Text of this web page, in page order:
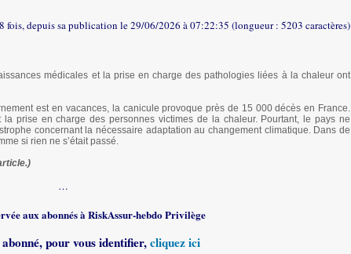
fois, depuis sa publication le 29/06/2026 à 07:22:35 (longueur : 5203 caractères)
médicales et la prise en charge des pathologies liées à la chaleur ont
est en vacances, la canicule provoque près de 15 000 décès en France.
la prise en charge des personnes victimes de la chaleur. Pourtant, le pays ne
concernant la nécessaire adaptation au changement climatique. Dans de
si rien ne s’était passé.
…
aux abonnés à RiskAssur-hebdo Privilège
pour vous identifier,cliquez ici